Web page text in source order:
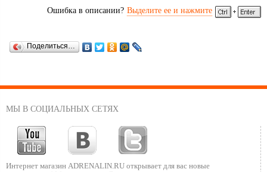
Ошибка в описании? Выделите ее и нажмите
Поделиться…
МЫ В СОЦИАЛЬНЫХ СЕТЯХ
Интернет магазин ADRENALIN.RU открывает для вас новые